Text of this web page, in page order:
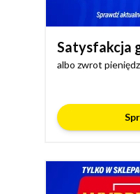
Satysfakcja
albo zwrot